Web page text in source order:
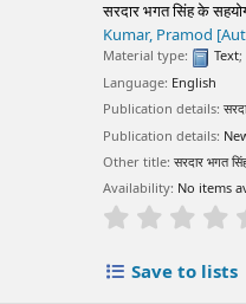
सरदार भगत सिंह के
Kumar, Pramod
Material type: Text;
Language: English
Publication details:
Publication details:
Other title:सरदार भगत
Availability: No items
star rating
Save to lists